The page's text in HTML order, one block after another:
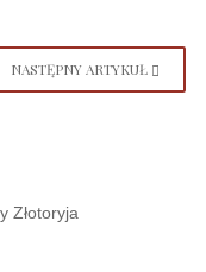
NASTĘPNY ARTYKUŁ
Złotoryja